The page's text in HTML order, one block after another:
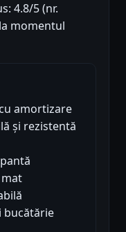
4.8/5 (nr.
momentul
amortizare
și rezistentă
bucătărie